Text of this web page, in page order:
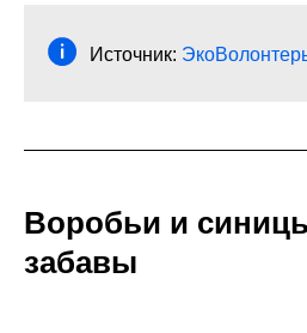
Источник:
Воробьи и
забавы